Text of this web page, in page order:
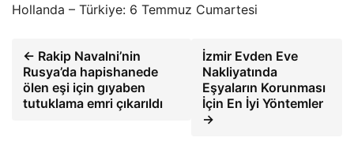
Hollanda – Türkiye: 6 Temmuz Cumartesi
← Rakip Navalni’nin
Rusya’da hapishanede
ölen eşi için gıyaben
tutuklama emri çıkarıldı
İzmir Evden Eve
Nakliyatında
Eşyaların Korunması
İçin En İyi Yöntemler
→